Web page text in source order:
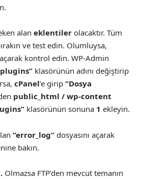
alan eklentiler olacaktır. Tüm
ve test edin. Olumluysa,
kontrol edin. WP-Admin
klasörünün adını değiştirip
cPanel’e girip “Dosya
public_html / wp-content
klasörünün sonuna 1 ekleyin.
“error_log” dosyasını açarak
bakın.
Olmazsa FTP’den mevcut temanın